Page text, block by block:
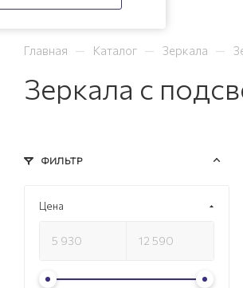
Главная — Каталог — Зеркала —
Зеркала с
ФИЛЬТР
Цена